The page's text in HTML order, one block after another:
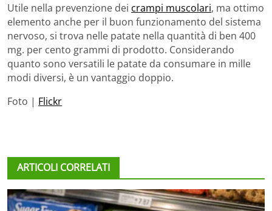
Utile nella prevenzione dei crampi muscolari, ma ottimo
elemento anche per il buon funzionamento del sistema
nervoso, si trova nelle patate nella quantità di ben 400
mg. per cento grammi di prodotto. Considerando
quanto sono versatili le patate da consumare in mille
modi diversi, è un vantaggio doppio.
Foto | Flickr
ARTICOLI CORRELATI